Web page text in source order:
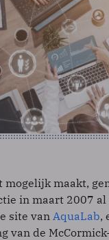
mogelijk maakt,
in maart 2007 al
site van AquaLab,
van de